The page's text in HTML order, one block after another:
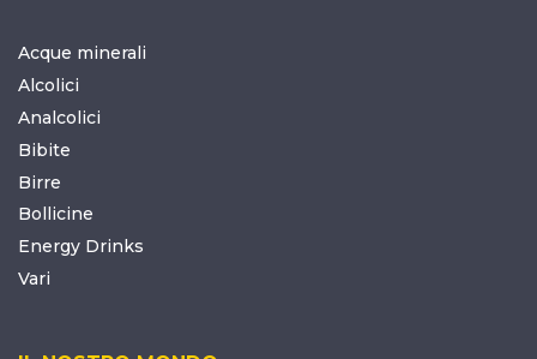
Acque minerali
Alcolici
Analcolici
Bibite
Birre
Bollicine
Energy Drinks
Vari